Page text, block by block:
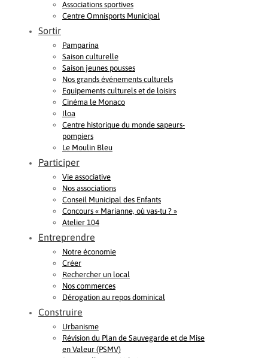
Associations sportives
Centre Omnisports Municipal
Sortir
Pamparina
Saison culturelle
Saison jeunes pousses
Nos grands événements culturels
Equipements culturels et de loisirs
Cinéma le Monaco
Iloa
Centre historique du monde sapeurs-
pompiers
Le Moulin Bleu
Participer
Vie associative
Nos associations
Conseil Municipal des Enfants
Concours « Marianne, où vas-tu ? »
Atelier 104
Entreprendre
Notre économie
Créer
Rechercher un local
Nos commerces
Dérogation au repos dominical
Construire
Urbanisme
Révision du Plan de Sauvegarde et de Mise
en Valeur (PSMV)